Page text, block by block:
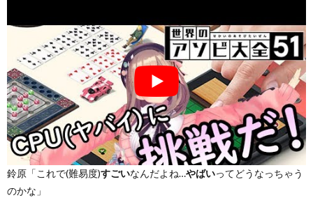
鈴原「これで(難易度)すごいなんだよね…やばいってどうなっちゃう
のかな」